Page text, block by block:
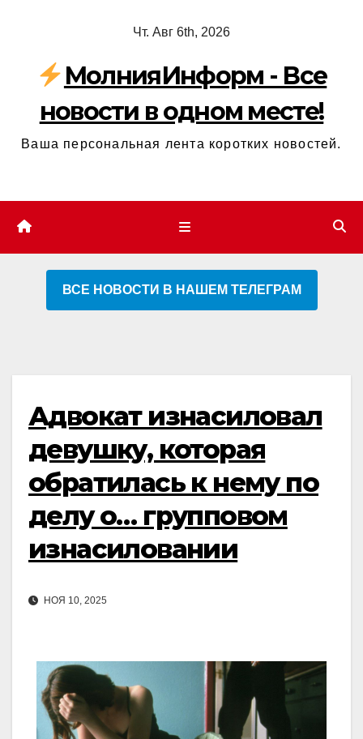
содержимому
Чт. Авг 6th, 2026
МолнияИнформ - Все
новости в одном месте!
Ваша персональная лента коротких новостей.
ВСЕ НОВОСТИ В НАШЕМ ТЕЛЕГРАМ
Адвокат изнасиловал
девушку, которая
обратилась к нему по
делу о… групповом
изнасиловании
НОЯ 10, 2025